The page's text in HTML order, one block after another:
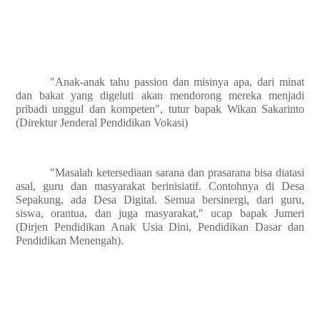
"Anak-anak tahu passion dan misinya apa, dari minat
dan bakat yang digeluti akan mendorong mereka menjadi
pribadi unggul dan kompeten", tutur bapak Wikan Sakarinto
(Direktur Jenderal Pendidikan Vokasi)
"Masalah ketersediaan sarana dan prasarana bisa diatasi
asal, guru dan masyarakat berinisiatif. Contohnya di Desa
Sepakung, ada Desa Digital. Semua bersinergi, dari guru,
siswa, orantua, dan juga masyarakat," ucap bapak Jumeri
(Dirjen Pendidikan Anak Usia Dini, Pendidikan Dasar dan
Pendidikan Menengah).